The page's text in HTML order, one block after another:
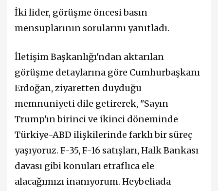
İki lider, görüşme öncesi basın
mensuplarının sorularını yanıtladı.
İletişim Başkanlığı'ndan aktarılan
görüşme detaylarına göre Cumhurbaşkanı
Erdoğan, ziyaretten duyduğu
memnuniyeti dile getirerek, "Sayın
Trump'ın birinci ve ikinci döneminde
Türkiye-ABD ilişkilerinde farklı bir süreç
yaşıyoruz. F-35, F-16 satışları, Halk Bankası
davası gibi konuları etraflıca ele
alacağımızı inanıyorum. Heybeliada